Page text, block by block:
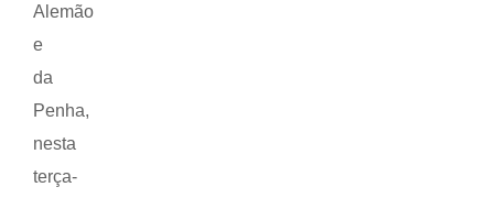
Alemão
e
da
Penha,
nesta
terça-